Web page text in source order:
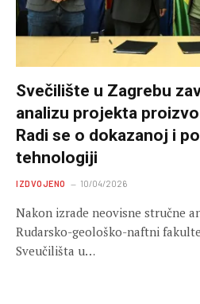
Svečilište u Zagrebu
analizu projekta
Radi se o dokazanoj i
tehnologiji
IZDVOJENO 10/04/2026
Nakon izrade neovisne stručne
Rudarsko-geološko-naftni
Sveučilišta u…